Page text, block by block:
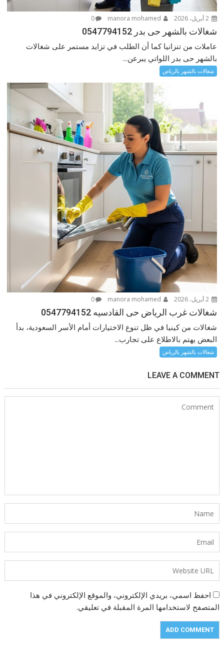
2 أبريل، 2026 0
شغالات بالشهر حى بدر 0547794152
عاملات من تنزانيا كما أن الطلب في تزايد مستمر على شغالات
بالشهر حى بدر اللواتي يبرعن...
شغالات بالشهر بالرياض
2 أبريل، 2026 0
شغالات غرب الرياض حى القادسيه 0547794152
شغالات من كينيا في ظل تنوع الاختيارات أمام الأسر السعودية، بدأ
البعض يهتم بالاطلاع على تجارب...
شغالات بالشهر بالرياض
LEAVE A COMMENT
احفظ اسمي، بريدي الإلكتروني، والموقع الإلكتروني في هذا
المتصفح لاستخدامها المرة المقبلة في تعليقي.